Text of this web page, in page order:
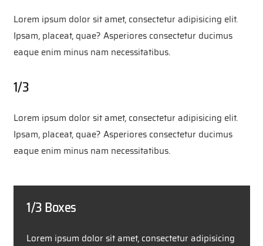
Lorem ipsum dolor sit amet, consectetur adipisicing elit.
Ipsam, placeat, quae? Asperiores consectetur ducimus
eaque enim minus nam necessitatibus.
1/3
Lorem ipsum dolor sit amet, consectetur adipisicing elit.
Ipsam, placeat, quae? Asperiores consectetur ducimus
eaque enim minus nam necessitatibus.
1/3 Boxes
Lorem ipsum dolor sit amet, consectetur adipisicing